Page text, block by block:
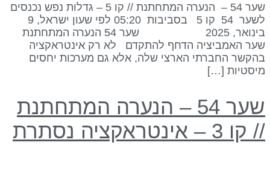
שער 54 – הנערה המתחתנת // קו 5 – גדלות נפש נכנסים
לשער 54 קו 5 בסביבות 05:20 לפי שעון ישראל, 9
בינואר, 2025 שער 54 הנערה המתחתנת
האמביציה הדחף להתקדם לא רק אינטראקציה
החברתי הארצי שלה, אלא גם מערכות יחסים
[…]
שער 54 – הנערה המתחתנת
3 – אינטראקציה נסתרת